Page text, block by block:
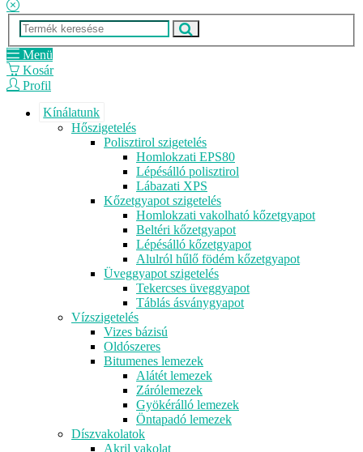
Menü
Kosár
Profil
Kínálatunk
Hőszigetelés
Polisztirol szigetelés
Homlokzati EPS80
Lépésálló polisztirol
Lábazati XPS
Kőzetgyapot szigetelés
Homlokzati vakolható kőzetgyapot
Beltéri kőzetgyapot
Lépésálló kőzetgyapot
Alulról hűlő födém kőzetgyapot
Üveggyapot szigetelés
Tekercses üveggyapot
Táblás ásványgyapot
Vízszigetelés
Vizes bázisú
Oldószeres
Bitumenes lemezek
Alátét lemezek
Zárólemezek
Gyökérálló lemezek
Öntapadó lemezek
Díszvakolatok
Akril vakolat